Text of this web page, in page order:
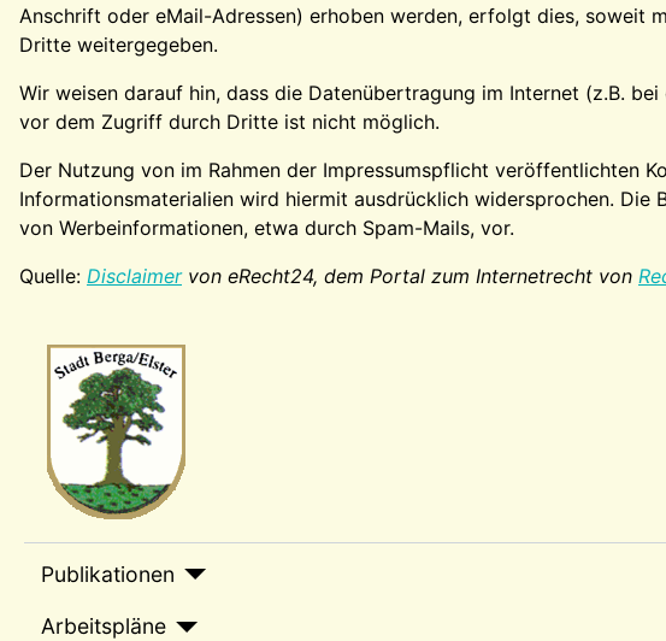
Publikationen
Arbeitspläne
Anschrift oder eMail-Adressen) erhoben werden, erfolgt dies, soweit
Dritte weitergegeben.
Wir weisen darauf hin, dass die Datenübertragung im Internet (z.B.
vor dem Zugriff durch Dritte ist nicht möglich.
Der Nutzung von im Rahmen der Impressumspflicht veröffentlichten
Informationsmaterialien wird hiermit ausdrücklich widersprochen.
von Werbeinformationen, etwa durch Spam-Mails, vor.
Quelle: Disclaimervon eRecht24, dem Portal zum Internetrecht von